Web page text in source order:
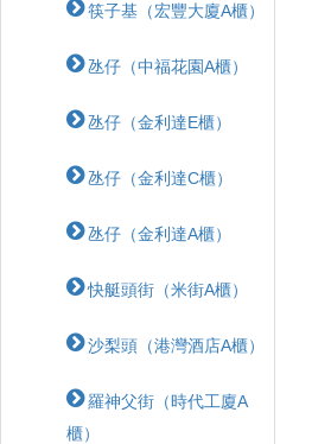
筷子基（宏豐大廈A櫃）
氹仔（中福花園A櫃）
氹仔（金利達E櫃）
氹仔（金利達C櫃）
氹仔（金利達A櫃）
快艇頭街（米街A櫃）
沙梨頭（港灣酒店A櫃）
羅神父街（時代工廈A
櫃）